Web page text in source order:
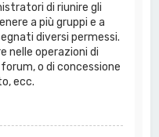
di riunire gli
a più gruppi e a
diversi permessi.
nelle operazioni di
o di concessione
ecc.